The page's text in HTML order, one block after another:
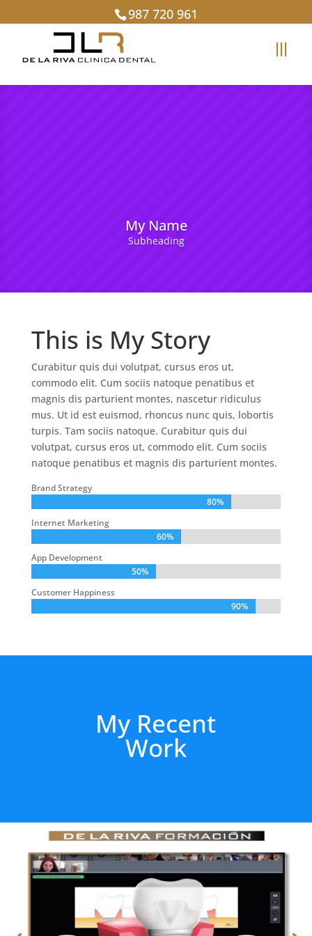
987 720 961
My Name
Subheading
This is My Story
Curabitur quis dui volutpat, cursus eros ut,
commodo elit. Cum sociis natoque penatibus et
magnis dis parturient montes, nascetur ridiculus
mus. Ut id est euismod, rhoncus nunc quis, lobortis
turpis. Tam sociis natoque. Curabitur quis dui
volutpat, cursus eros ut, commodo elit. Cum sociis
natoque penatibus et magnis dis parturient montes.
Brand Strategy
80%
80%
Internet Marketing
60%
60%
App Development
50%
50%
Customer Happiness
90%
90%
My Recent
Work